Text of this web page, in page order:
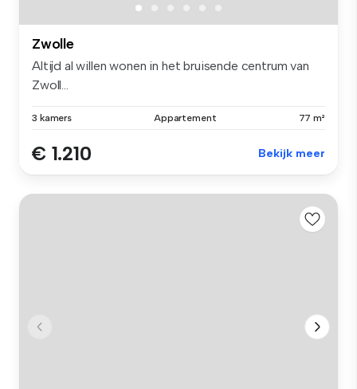
Zwolle
Altijd al willen wonen in het bruisende centrum van
Zwoll...
3 kamers Appartement 77 m²
€ 1.210 Bekijk meer